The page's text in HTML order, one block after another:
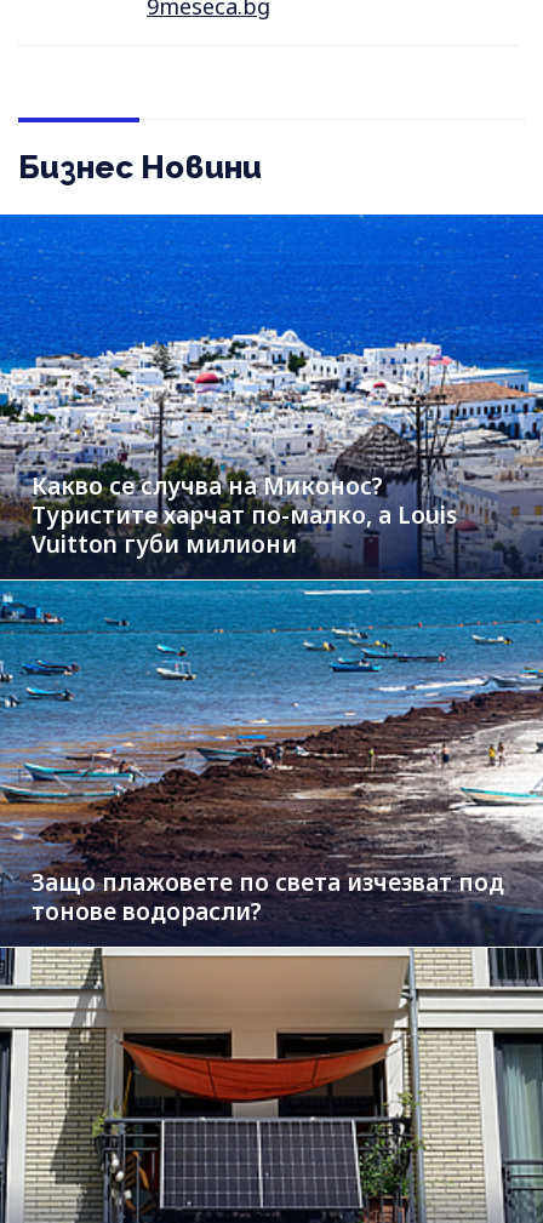
9meseca.bg
Бизнес Новини
Какво се случва на Миконос?
Туристите харчат по-малко, а Louis
Vuitton губи милиони
Защо плажовете по света изчезват под
тонове водорасли?